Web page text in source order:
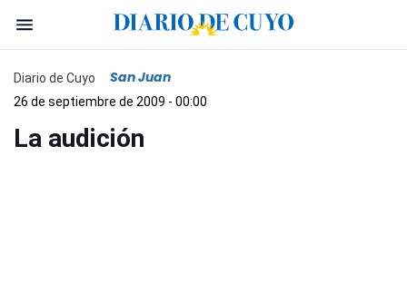
Diario de Cuyo San Juan
26 de septiembre de 2009 - 00:00
La audición